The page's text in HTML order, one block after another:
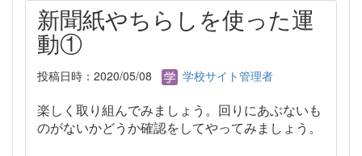
新聞紙やちらしを使った運
動①
投稿日時：2020/05/08 学校サイト管理者
楽しく取り組んでみましょう。回りにあぶないも
のがないかどうか確認をしてやってみましょう。